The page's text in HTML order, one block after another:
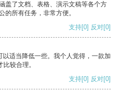
盖了文档、表格、演示文稿等各个方
的所有任务，非常方便。
支持[0] 反对[0]
适当降低一些。我个人觉得，一款加
较合理。
支持[0] 反对[0]